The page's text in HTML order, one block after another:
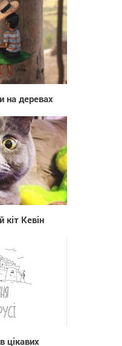
751
на деревах
680
кіт Кевін
цікавих